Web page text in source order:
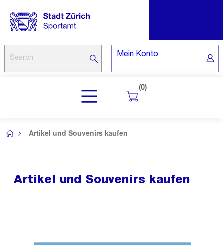
Mein Konto
(0)
Artikel und Souvenirs kaufen
Artikel und Souvenirs kaufen